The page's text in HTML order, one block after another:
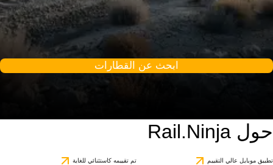
ابحث عن القطارات
حول Rail.Ninja
تطبيق موبايل عالي التقييم تم تقييمه كاستثنائي للغاية